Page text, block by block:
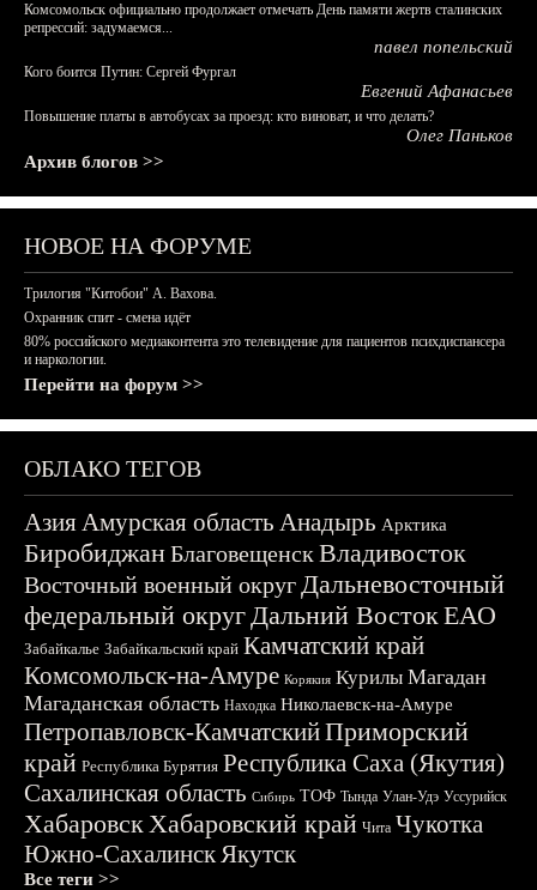
Комсомольск официально продолжает отмечать День памяти жертв сталинских
репрессий: задумаемся...
павел попельский
Кого боится Путин: Сергей Фургал
Евгений Афанасьев
Повышение платы в автобусах за проезд: кто виноват, и что делать?
Олег Паньков
Архив блогов >>
НОВОЕ НА ФОРУМЕ
Трилогия "Китобои" А. Вахова.
Охранник спит - смена идёт
80% российского медиаконтента это телевидение для пациентов психдиспансера
и наркологии.
Перейти на форум >>
ОБЛАКО ТЕГОВ
АзияАмурская область Анадырь Арктика
БиробиджанБлаговещенскВладивосток
Восточный военный округДальневосточный
федеральный округДальний ВостокЕАО
Забайкалье Забайкальский край Камчатский край
Комсомольск-на-Амуре Корякия Курилы Магадан
Магаданская область Находка Николаевск-на-Амуре
Петропавловск-КамчатскийПриморский
край Республика Бурятия Республика Саха (Якутия)
Сахалинская область Сибирь ТОФ Тында Улан-Удэ Уссурийск
ХабаровскХабаровский край Чита Чукотка
Южно-СахалинскЯкутск
Все теги >>